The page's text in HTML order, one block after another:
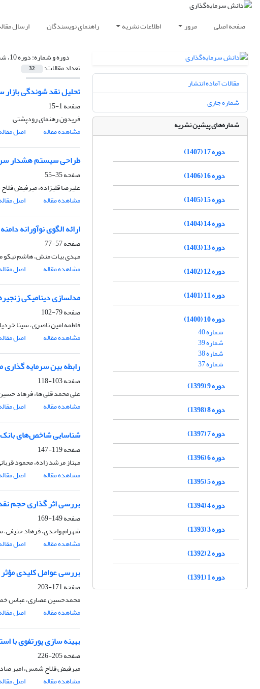
صفحه اصلی مرور اطلاعات نشریه راهنمای نویسندگان ارسال
دوره و شماره:دوره 10، شماره 40، زمستان 1400، صفحه 1-803
تعداد مقالات: 32
تحلیل نقد شوندگی
صفحه1-15
فریدون رهنمای رودپشتی
مشاهده مقاله
اصل
طراحی سیستم هشدار
صفحه35-55
علیرضا قلیزاده، میرفیض
مشاهده مقاله
اصل
ارائه الگوی نوآورانه
صفحه57-77
مهدی بیات منش، هاشم نیکو
مشاهده مقاله
اصل
مدلسازی دینامیکی
صفحه79-102
فاطمه امین ناصری، سینا
مشاهده مقاله
اصل
رابطه بین سرمایه
صفحه103-118
علی محمد قلی ها، فرهاد
مشاهده مقاله
اصل
شناسایی شاخص‌های
صفحه119-147
مهناز مرشد زاده، محمود
مشاهده مقاله
اصل
بررسی اثر گذاری حجم
صفحه149-169
شهرام واحدی، فرهاد
مشاهده مقاله
اصل
بررسی عوامل کلیدی مؤثر
صفحه171-203
محمدحسین عصاری، عباس
مشاهده مقاله
اصل
بهینه سازی پورتفوی با
صفحه205-226
میرفیض فلاح شمس، امیر
مشاهده مقاله
اصل
مقالات آماده انتشار
شماره جاری
شماره‌های پیشین نشریه
دوره 17 (1407)
دوره 16 (1406)
دوره 15 (1405)
دوره 14 (1404)
دوره 13 (1403)
دوره 12 (1402)
دوره 11 (1401)
دوره 10 (1400)
شماره 40
شماره 39
شماره 38
شماره 37
دوره 9 (1399)
دوره 8 (1398)
دوره 7 (1397)
دوره 6 (1396)
دوره 5 (1395)
دوره 4 (1394)
دوره 3 (1393)
دوره 2 (1392)
دوره 1 (1391)